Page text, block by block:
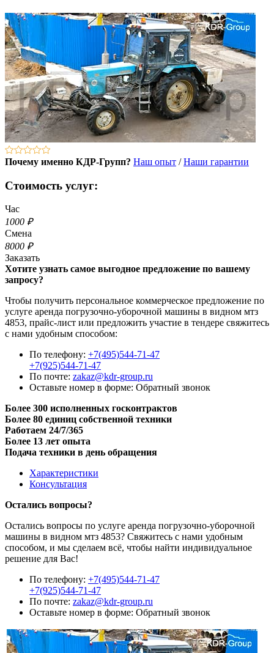
Почему именно КДР-Групп? Наш опыт /Наши гарантии
Стоимость услуг:
Час
1000 ₽
Смена
8000 ₽
Заказать
Хотите узнать самое выгодное предложение по вашему
запросу?
Чтобы получить персональное коммерческое предложение по
услуге аренда погрузочно-уборочной машины в видном мтз
4853, прайс-лист или предложить участие в тендере свяжитесь
с нами удобным способом:
По телефону: +7(495)544-71-47
+7(925)544-71-47
По почте: zakaz@kdr-group.ru
Оставьте номер в форме: Обратный звонок
Более 300 исполненных госконтрактов
Более 80 единиц собственной техники
Работаем 24/7/365
Более 13 лет опыта
Подача техники в день обращения
Характеристики
Консультация
Остались вопросы?
Остались вопросы по услуге аренда погрузочно-уборочной
машины в видном мтз 4853? Свяжитесь с нами удобным
способом, и мы сделаем всё, чтобы найти индивидуальное
решение для Вас!
По телефону: +7(495)544-71-47
+7(925)544-71-47
По почте: zakaz@kdr-group.ru
Оставьте номер в форме: Обратный звонок